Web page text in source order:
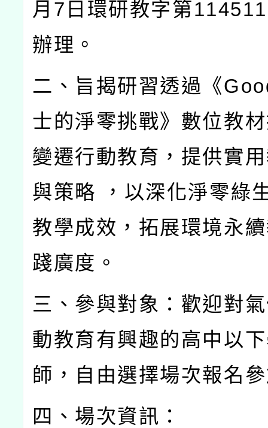
月 7 日環研教字第
辦理。
二、旨揭研習透過《
士的淨零挑戰》數位教
變遷行動教育，提供實
與策略
，以深化淨零綠
教學成效，拓展環境永
踐廣度。
三、參與對象：歡迎對
動教育有興趣的高中以
師，自由選擇場次報名
四、場次資訊：